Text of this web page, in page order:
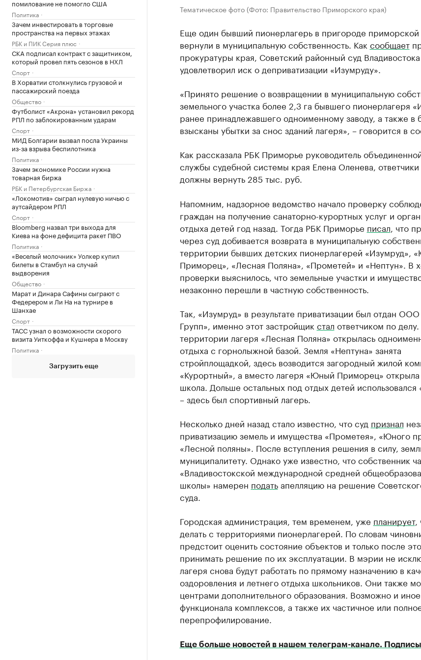
помилование не помогло США
Политика
Зачем инвестировать в торговые
пространства на первых этажах
РБК и ПИК Серия плюс
СКА подписал контракт с защитником,
который провел пять сезонов в НХЛ
Спорт
В Хорватии столкнулись грузовой и
пассажирский поезда
Общество
Футболист «Акрона» установил рекорд
РПЛ по заблокированным ударам
Спорт
МИД Болгарии вызвал посла Украины
из-за взрыва беспилотника
Политика
Зачем экономике России нужна
товарная биржа
РБК и Петербургская Биржа
«Локомотив» сыграл нулевую ничью с
аутсайдером РПЛ
Спорт
Bloomberg назвал три выхода для
Киева на фоне дефицита ракет ПВО
Политика
«Веселый молочник» Уолкер купил
билеты в Стамбул на случай
выдворения
Общество
Марат и Динара Сафины сыграют с
Федерером и Ли На на турнире в
Шанхае
Спорт
ТАСС узнал о возможности скорого
визита Уиткоффа и Кушнера в Москву
Политика
Загрузить еще
Тематическое фото (Фото: Правительство Приморского края)
Еще один бывший пионерлагерь в пригороде приморской
вернули в муниципальную собственность. Как сообщает
прокуратуры края, Советский районный суд Владивостока
удовлетворил иск о деприватизации «Изумруду».
«Принято решение о возвращении в муниципальную
земельного участка более 2,3 га бывшего пионерлагеря
ранее принадлежавшего одноименному заводу, а также в
взысканы убытки за снос зданий лагеря», – говорится в
Как рассказала РБК Приморье руководитель
службы судебной системы края Елена Оленева,
должны вернуть 285 тыс. руб.
Напомним, надзорное ведомство начало проверку
граждан на получение санаторно-курортных услуг и
отдыха детей год назад. Тогда РБК Приморье писал , что
через суд добивается возврата в муниципальную
территории бывших детских пионерлагерей «Изумруд»,
Приморец», «Лесная Поляна», «Прометей» и «Нептун». В
проверки выяснилось, что земельные участки и
незаконно перешли в частную собственность.
Так, «Изумруд» в результате приватизации был отдан
Групп», именно этот застройщик стал ответчиком по
территории лагеря «Лесная Поляна» открылась
отдыха с горнолыжной базой. Земля «Нептуна» занята
стройплощадкой, здесь возводится загородный жилой
«Курортный», а вместо лагеря «Юный Приморец» открыла
школа. Дольше остальных под отдых детей
– здесь был спортивный лагерь.
Несколько дней назад стало известно, что суд признал
приватизацию земель и имущества «Прометея», «Юного
«Лесной поляны». После вступления решения в силу,
муниципалитету. Однако уже известно, что собственник
«Владивостокской международной средней
школы» намерен податьапелляцию на решение
суда.
Городская администрация, тем временем, уже планирует,
делать с территориями пионерлагерей. По словам
предстоит оценить состояние объектов и только после
принимать решение по их эксплуатации. В мэрии не
лагеря снова будут работать по прямому назначению в
оздоровления и летнего отдыха школьников. Они также
центрами дополнительного образования. Возможно и
функционала комплексов, а также их частичное или
перепрофилирование.
Еще больше новостей в нашем телеграм-канале.